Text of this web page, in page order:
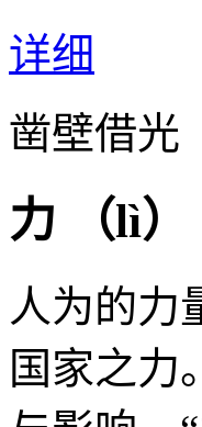
详细
凿壁借光
力 （lì）
人为的力
国家之力